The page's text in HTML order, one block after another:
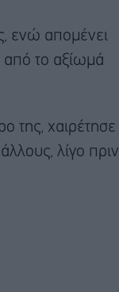
ενώ απομένει
το αξίωμά
της, χαιρέτησε
λίγο πριν